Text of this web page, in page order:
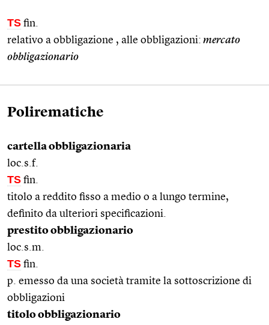
TS fin.
relativo a obbligazione , alle obbligazioni: mercato
obbligazionario
Polirematiche
cartella obbligazionaria
loc.s.f.
TS fin.
titolo a reddito fisso a medio o a lungo termine,
definito da ulteriori specificazioni.
prestito obbligazionario
loc.s.m.
TS fin.
p. emesso da una società tramite la sottoscrizione di
obbligazioni
titolo obbligazionario